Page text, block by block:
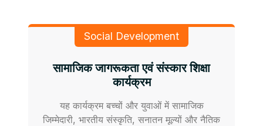
Social Development
सामाजिक जागरूकता एवं संस्कार शिक्षा
कार्यक्रम
यह कार्यक्रम बच्चों और युवाओं में सामाजिक
जिम्मेदारी, भारतीय संस्कृति, सनातन मूल्यों और नैतिक